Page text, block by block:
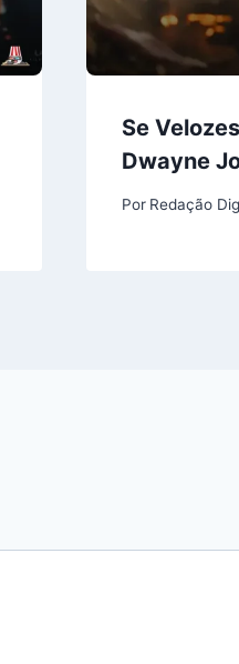
Se
Dwayne
Por Redação